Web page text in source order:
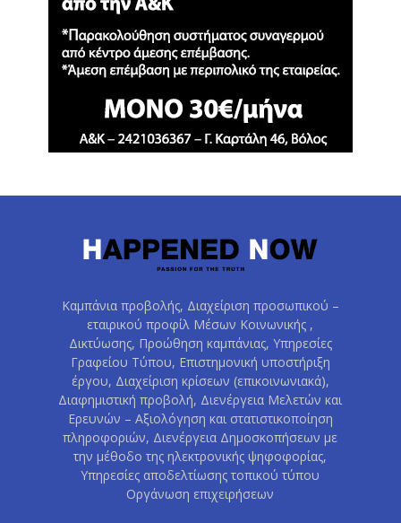
Καμπάνια προβολής, Διαχείριση προσωπικού –
εταιρικού προφίλ Μέσων Κοινωνικής ,
Δικτύωσης, Προώθηση καμπάνιας, Υπηρεσίες
Γραφείου Τύπου, Επιστημονική υποστήριξη
έργου, Διαχείριση κρίσεων (επικοινωνιακά),
Διαφημιστική προβολή, Διενέργεια Μελετών και
Ερευνών – Αξιολόγηση και στατιστικοποίηση
πληροφοριών, Διενέργεια Δημοσκοπήσεων με
την μέθοδο της ηλεκτρονικής ψηφοφορίας,
Υπηρεσίες αποδελτίωσης τοπικού τύπου
Οργάνωση επιχειρήσεων